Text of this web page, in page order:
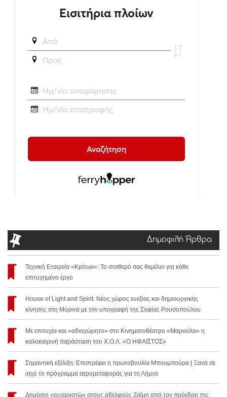
Δημοφιλή Άρθρα
Τεχνική Εταιρεία «Κρίτων»: Το σταθερό σας θεμέλιο για κάθε
επιτυχημένο έργο
House of Light and Spirit: Νέος χώρος ευεξίας και δημιουργικής
κίνησης στη Μύρινα με την υπογραφή της Σοφίας Ρουσοπούλου
Με επιτυχία και «αδιαχώρητο» στο Κινηματοθέατρο «Μαρούλα» η
καλοκαιρινή παράσταση του Χ.Ο.Λ. «Ο ΗΦΑΙΣΤΟΣ»
Σημαντική εξέλιξη: Επιστρέφει η πρωτοβουλία Μπουμπούρα | Ξανά σε
ισχύ το πρόγραμμα αερομεταφοράς για τη Λήμνο
Δημόσιο «ευχαριστώ» στους αδελφούς Ζαΐμη από τον πρόεδρο της